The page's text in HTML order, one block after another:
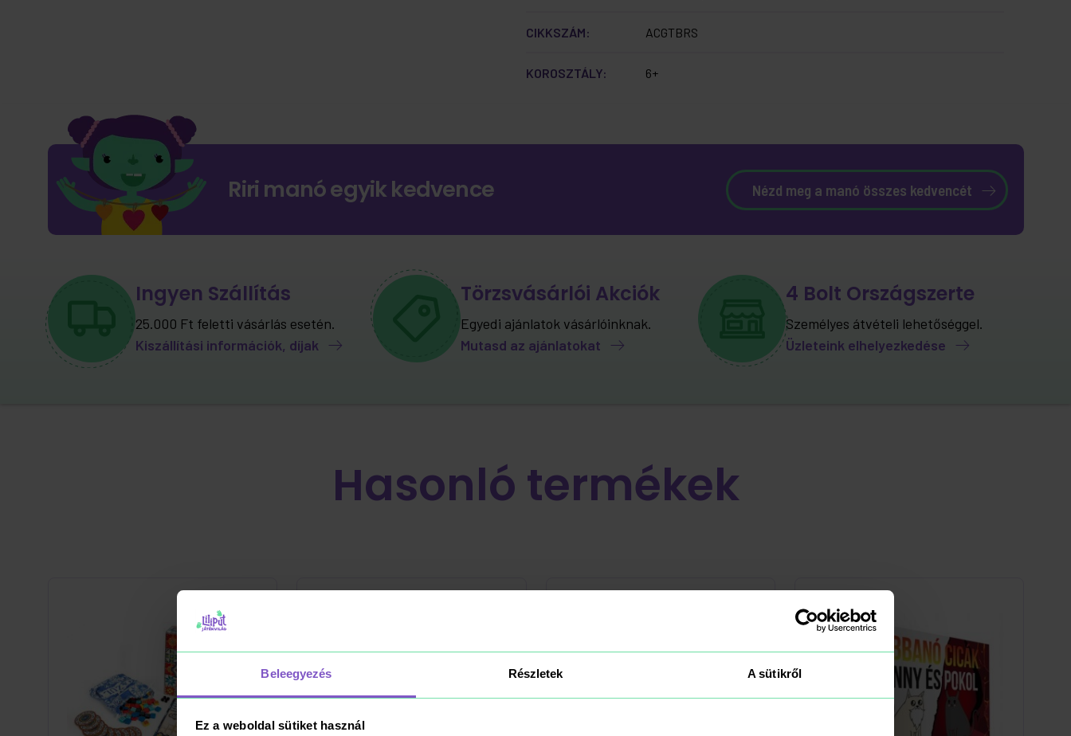
Beleegyezés Részletek A sütikről
Ez a weboldal sütiket használ
CIKKSZÁM: ACGTBRS
KOROSZTÁLY: 6+
Riri manó egyik kedvence Nézd meg a manó összes kedvencét
Ingyen Szállítás
25.000 Ft feletti vásárlás esetén.
Kiszállítási információk, díjak
Törzsvásárlói Akciók
Egyedi ajánlatok vásárlóinknak.
Mutasd az ajánlatokat
4 Bolt Országszerte
Személyes átvételi lehetőséggel.
Üzleteink elhelyezkedése
Hasonló termékek